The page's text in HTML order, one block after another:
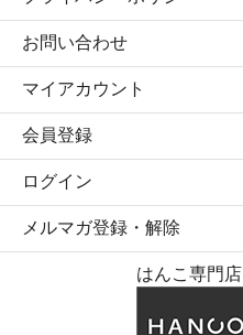
お問い合わせ
マイアカウント
会員登録
ログイン
メルマガ登録・解除
はんこ専門店